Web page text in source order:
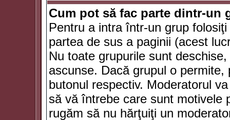
Cum pot să fac parte dintr-un
Pentru a intra într-un grup
partea de sus a paginii (acest
Nu toate grupurile sunt
ascunse. Dacă grupul o
butonul respectiv. Moderatorul
să vă întrebe care sunt motivele
rugăm să nu hărţuiţi un